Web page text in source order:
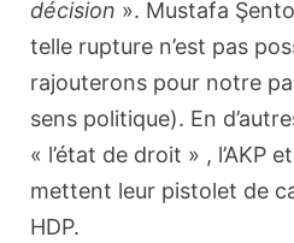
décision ». Mustafa
telle rupture n’est pas
rajouterons pour notre
sens politique). En
« l’état de droit » , l’AKP
mettent leur pistolet de
HDP.